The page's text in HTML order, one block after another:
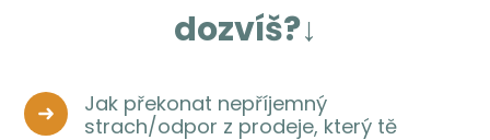
dozvíš?↓
Jak překonat nepříjemný
strach/odpor z prodeje, který tě